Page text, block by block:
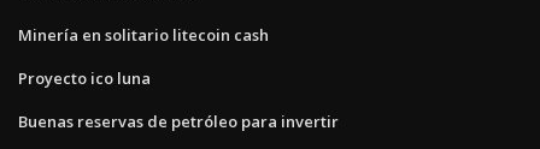
Minería en solitario litecoin cash
Proyecto ico luna
Buenas reservas de petróleo para invertir